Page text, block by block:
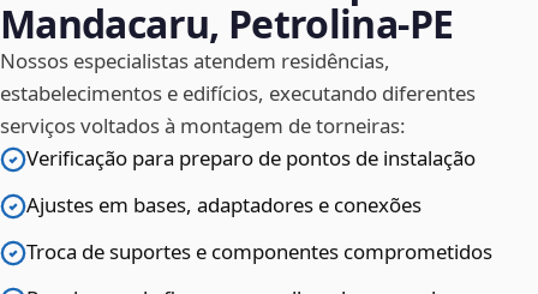
Mandacaru, Petrolina‑PE
Nossos especialistas atendem residências,
estabelecimentos e edifícios, executando diferentes
serviços voltados à montagem de torneiras:
Verificação para preparo de pontos de instalação
Ajustes em bases, adaptadores e conexões
Troca de suportes e componentes comprometidos